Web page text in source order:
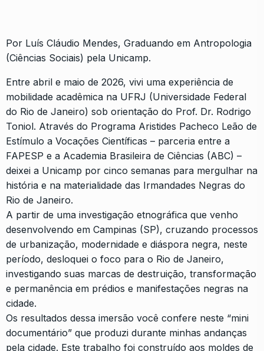
Por Luís Cláudio Mendes, Graduando em Antropologia
(Ciências Sociais) pela Unicamp.
Entre abril e maio de 2026, vivi uma experiência de
mobilidade acadêmica na UFRJ (Universidade Federal
do Rio de Janeiro) sob orientação do Prof. Dr. Rodrigo
Toniol. Através do Programa Aristides Pacheco Leão de
Estímulo a Vocações Científicas – parceria entre a
FAPESP e a Academia Brasileira de Ciências (ABC) –
deixei a Unicamp por cinco semanas para mergulhar na
história e na materialidade das Irmandades Negras do
Rio de Janeiro.
A partir de uma investigação etnográfica que venho
desenvolvendo em Campinas (SP), cruzando processos
de urbanização, modernidade e diáspora negra, neste
período, desloquei o foco para o Rio de Janeiro,
investigando suas marcas de destruição, transformação
e permanência em prédios e manifestações negras na
cidade.
Os resultados dessa imersão você confere neste “mini
documentário” que produzi durante minhas andanças
pela cidade. Este trabalho foi construído aos moldes de